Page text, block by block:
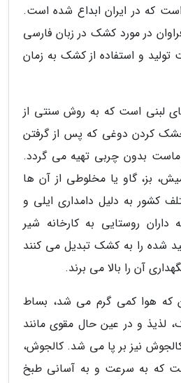
است که در ایران ابداع شده است.
در مورد کشک در زبان فارسی
و استفاده از کشک به زمان
لبنی است که به روش سنتی از
کردن دوغی که پس از گرفتن
ماست بدون چربی تهیه می گردد.
بز، گاو یا مخلوطی از آن ها
کشور به دلیل دامداری ایلی و
روستایی به کارخانه شیر
شده را به کشک تبدیل می کنند
آن را بالا می برند.
که هوا کمی گرم می شد، بساط
لذیذ و در عین حال مقوی مانند
نیز بر پا می شد. کالجوش،
که به سرعت و به آسانی طبخ